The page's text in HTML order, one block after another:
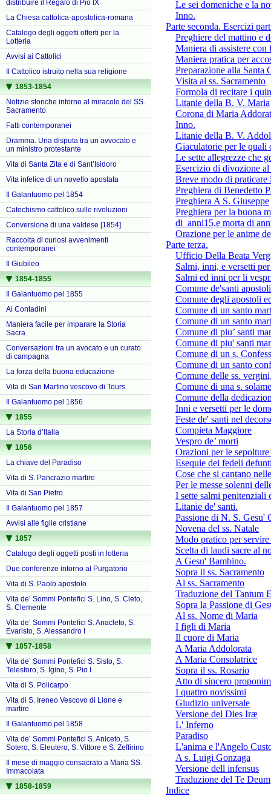
distribuire il Regalo di Pio IX
La Chiesa cattolica-apostolica-romana
Catalogo degli oggetti offerti per la
Lotteria
Avvisi ai Cattolici
Il Cattolico istruito nella sua religione
1853-1854
Notizie storiche intorno al miracolo del SS.
Sacramento
Fatti contemporanei
Dramma. Una disputa tra un avvocato e
un ministro protestante
Vita di Santa Zita e di Sant’Isidoro
Vita infelice di un novello apostata
Il Galantuomo pel 1854
Catechismo cattolico sulle rivoluzioni
Conversione di una valdese [1854]
Raccolta di curiosi avvenimenti
contemporanei
Il Giubileo
1854-1855
Il Galantuomo pel 1855
Ai Contadini
Maniera facile per imparare la Storia
Sacra
Conversazioni tra un avocato e un curato
di campagna
La forza della buona educazione
Vita di San Martino vescovo di Tours
Il Galantuomo pel 1856
1855
La Storia d’Italia
1856
La chiave del Paradiso
Vita di S. Pancrazio martire
Vita di San Pietro
Il Galantuomo pel 1857
Avvisi alle figlie cristiane
1857
Catalogo degli oggetti posti in lotteria
Due conferenze intorno al Purgatorio
Vita di S. Paolo apostolo
Vita de’ Sommi Pontefici S. Lino, S. Cleto,
S. Clemente
Vita de’ Sommi Pontefici S. Anacleto, S.
Evaristo, S. Alessandro I
1857-1858
Vita de’ Sommi Pontefici S. Sisto, S.
Telesforo, S. Igino, S. Pio I
Vita di S. Policarpo
Vita di S. Ireneo Vescovo di Lione e
martire
Il Galantuomo pel 1858
Vita de’ Sommi Pontefici S. Aniceto, S.
Sotero, S. Eleutero, S. Vittore e S. Zeffirino
Il mese di maggio consacrato a Maria SS.
Immacolata
1858-1859
Le sei domeniche e la
Inno.
Parte seconda. Esercizi
Preghiere del mattino e
Maniera di assistere con
Maniera pratica per
Preparazione alla Santa
Visita al ss. Sacramento
Formola di recitare i
Litanie della B. V. Maria
Corona di Maria
Inno.
Litanie della B. V.
Giaculatorie per le quali
Le sette allegrezze che
Esercizio di divozione
Breve modo di praticare
Preghiera di Benedetto
Preghiera A S. Giuseppe
Preghiera per la buona
di anni15,e morta di
Orazione per le anime
Parte terza.
Ufficio Della Beata
Salmi, inni, e versetti
Salmi ed inni per li
Comune de'santi
Comune degli apostoli
Comune di un santo
Comune di un santo
Comune di piu’ santi
Comune di piu' santi
Comune di un s.
Comune di un santo
Comune delle ss.
Comune di una s.
Comune della
Inni e versetti per le
Feste de' santi nel
Compieta Maggiore
Vespro de’ morti
Orazioni per le
Esequie dei fedeli
Cose che si cantano
Per le messe solenni
I sette salmi penitenziali
Litanie de' santi.
Passione di N. S. Gesu'
Novena del ss. Natale
Modo pratico per servire
Scelta di laudi sacre al
A Gesu' Bambino.
Sopra il ss. Sacramento
Al ss. Sacramento
Traduzione del Tantum
Sopra la Passione di
Al ss. Nome di Maria
I figli di Maria
Il cuore di Maria
A Maria Addolorata
A Maria Consolatrice
Sopra il ss. Rosario
Atto di sincero
I quattro novissimi
Giudizio universale
Versione del Dies Iræ
L' Inferno
Paradiso
L'anima e l'Angelo
A s. Luigi Gonzaga
Versione dell infensus
Traduzione del Te Deum
Indice